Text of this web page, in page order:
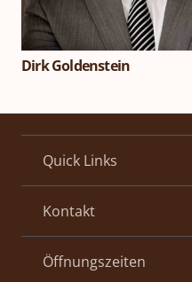
Dirk Goldenstein
Quick Links
Kontakt
Öffnungszeiten